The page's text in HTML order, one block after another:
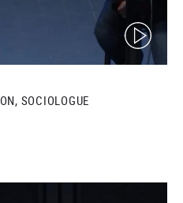
(video)
SOCIOLOGUE